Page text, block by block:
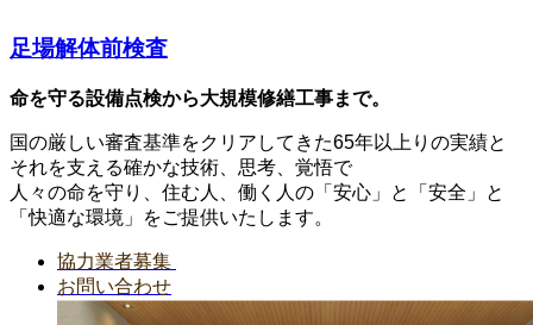
足場解体前検査
命を守る設備点検から大規模修繕工事まで。
国の厳しい審査基準をクリアしてきた65年以上りの実績と
それを支える確かな技術、思考、覚悟で
人々の命を守り、住む人、働く人の「安心」と「安全」と
「快適な環境」をご提供いたします。
協力業者募集
お問い合わせ